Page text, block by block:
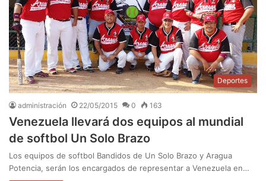
Deportes
administración 22/05/2015 0 163
Venezuela llevará dos equipos al mundial
de softbol Un Solo Brazo
Los equipos de softbol Bandidos de Un Solo Brazo y Aragua
Potencia, serán los encargados de representar a Venezuela en…